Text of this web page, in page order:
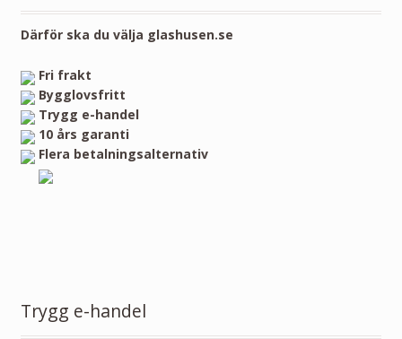
Därför ska du välja glashusen.se
Fri frakt
Bygglovsfritt
Trygg e-handel
10 års garanti
Flera betalningsalternativ
Trygg e-handel